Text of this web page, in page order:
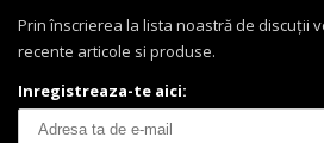
Prin înscrierea la lista noastră de discuții
recente articole si produse.
Inregistreaza-te aici: